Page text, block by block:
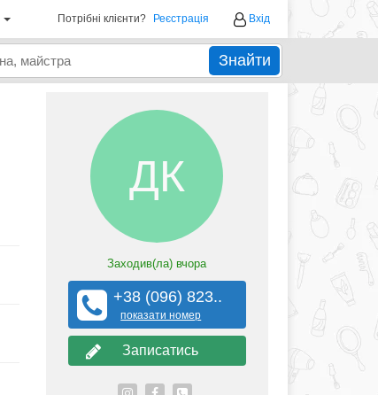
Потрібні клієнти? Реєстрація Вхід
Знайти
ДК
Заходив(ла) вчора
+38 (096) 823..
показати номер
Записатись